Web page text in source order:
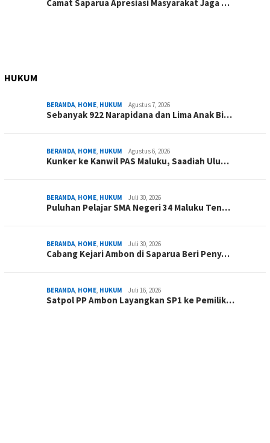
Camat Saparua Apresiasi Masyarakat Jaga …
HUKUM
BERANDA, HOME, HUKUM Agustus 7, 2026
Sebanyak 922 Narapidana dan Lima Anak Bi…
BERANDA, HOME, HUKUM Agustus 6, 2026
Kunker ke Kanwil PAS Maluku, Saadiah Ulu…
BERANDA, HOME, HUKUM Juli 30, 2026
Puluhan Pelajar SMA Negeri 34 Maluku Ten…
BERANDA, HOME, HUKUM Juli 30, 2026
Cabang Kejari Ambon di Saparua Beri Peny…
BERANDA, HOME, HUKUM Juli 16, 2026
Satpol PP Ambon Layangkan SP1 ke Pemilik…